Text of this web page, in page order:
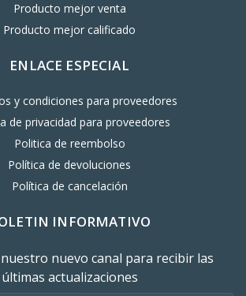
Producto mejor venta
Producto mejor calificado
ENLACE ESPECIAL
y condiciones para proveedores
de privacidad para proveedores
Politica de reembolso
Política de devoluciones
Política de cancelación
INFORMATIVO
nuevo canal para recibir las
últimas actualizaciones